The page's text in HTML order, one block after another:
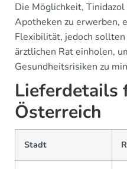
Die Möglichkeit,
Apotheken zu erwerben,
Flexibilität, jedoch
ärztlichen Rat einholen,
Gesundheitsrisiken zu
Lieferdetails
Österreich
Stadt